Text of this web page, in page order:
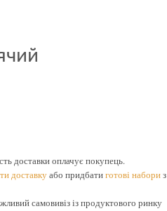
доставки оплачує покупець.
доставкуабо придбатиготові набориз
самовивіз із продуктового ринку